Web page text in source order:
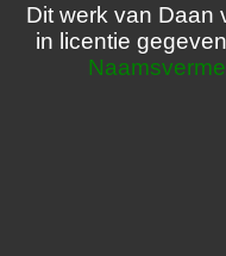
Dit werk van Daan
in licentie